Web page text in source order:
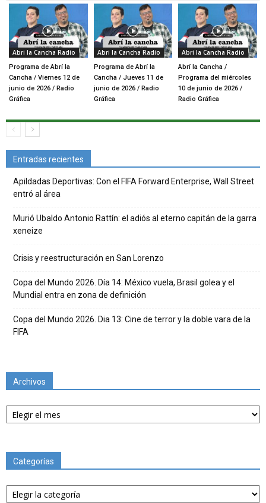
Abri la Cancha Radio
Programa de Abrí la
Cancha / Viernes 12 de
junio de 2026 / Radio
Gráfica
Abri la Cancha Radio
Programa de Abrí la
Cancha / Jueves 11 de
junio de 2026 / Radio
Gráfica
Abri la Cancha Radio
Abrí la Cancha /
Programa del miércoles
10 de junio de 2026 /
Radio Gráfica
Entradas recientes
Apildadas Deportivas: Con el FIFA Forward Enterprise, Wall Street
entró al área
Murió Ubaldo Antonio Rattín: el adiós al eterno capitán de la garra
xeneize
Crisis y reestructuración en San Lorenzo
Copa del Mundo 2026. Día 14: México vuela, Brasil golea y el
Mundial entra en zona de definición
Copa del Mundo 2026. Dia 13: Cine de terror y la doble vara de la
FIFA
Archivos
Archivos
Categorías
Categorías